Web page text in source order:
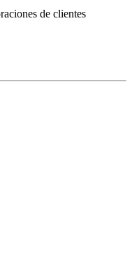
de clientes